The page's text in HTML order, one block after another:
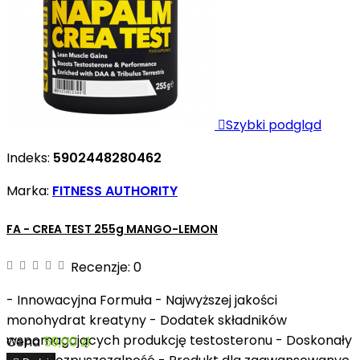
Szybki podgląd
Indeks: 5902448280462
Marka: FITNESS AUTHORITY
FA - CREA TEST 255g MANGO-LEMON
Recenzje: 0
- Innowacyjna Formuła - Najwyższej jakości
monohydrat kreatyny - Dodatek składników
wspomagających produkcję testosteronu - Doskonały
Cena59,00 zł